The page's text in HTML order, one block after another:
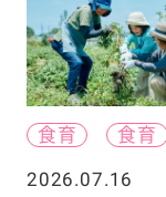
食育
食育
2026.07.16